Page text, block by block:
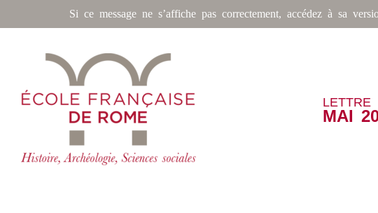
Si ce message ne s’affiche pas correctement, accédez à sa
LETTRE
MAI